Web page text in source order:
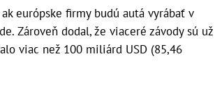
európske firmy budú autá vyrábať v
Zároveň dodal, že viaceré závody sú už
viac než 100 miliárd USD (85,46